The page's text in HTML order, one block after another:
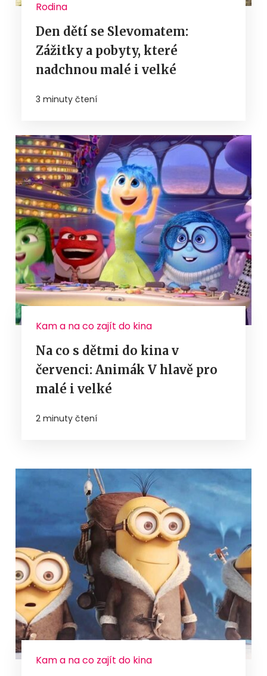
Rodina
Den dětí se Slevomatem:
Zážitky a pobyty, které
nadchnou malé i velké
3 minuty čtení
Kam a na co zajít do kina
Na co s dětmi do kina v
červenci: Animák V hlavě pro
malé i velké
2 minuty čtení
Kam a na co zajít do kina